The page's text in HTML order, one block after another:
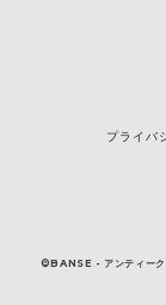
プライバ
©BANSE - アンティーク